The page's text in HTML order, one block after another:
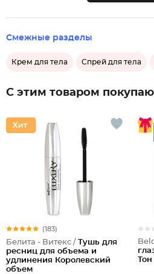
Смежные разделы
Крем для тела Спрей для тела
С этим товаром
(183)
Белита - Витекс / Тушь для
ресниц для объема и
удлинения Королевский
объем